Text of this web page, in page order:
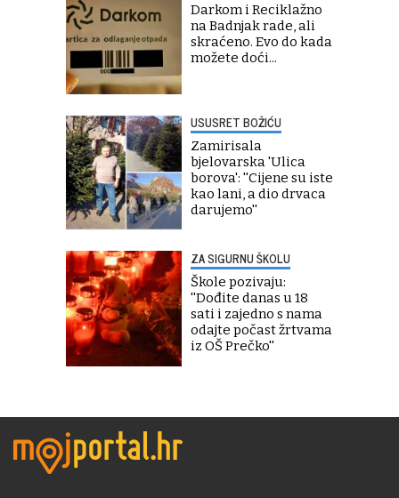
Darkom i Reciklažno
na Badnjak rade, ali
skraćeno. Evo do kada
možete doći...
USUSRET BOŽIĆU
Zamirisala
bjelovarska 'Ulica
borova': ''Cijene su iste
kao lani, a dio drvaca
darujemo''
ZA SIGURNU ŠKOLU
Škole pozivaju:
''Dođite danas u 18
sati i zajedno s nama
odajte počast žrtvama
iz OŠ Prečko''